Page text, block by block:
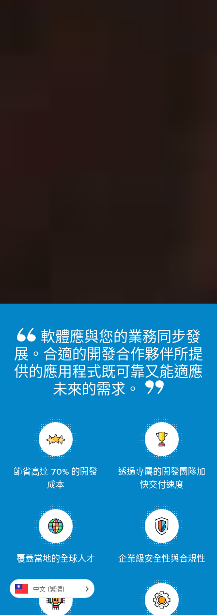
軟體應與您的業務同步發
展。合適的開發合作夥伴所提
供的應用程式既可靠又能適應
未來的需求。
節省高達 70% 的開發
成本
透過專屬的開發團隊加
快交付速度
覆蓋當地的全球人才 企業級安全性與合規性
中文 (繁體)